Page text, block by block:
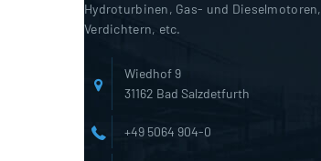
Hydroturbinen, Gas- und Dieselmotoren,
Verdichtern, etc.
Wiedhof 9
31162 Bad Salzdetfurth
+49 5064 904-0